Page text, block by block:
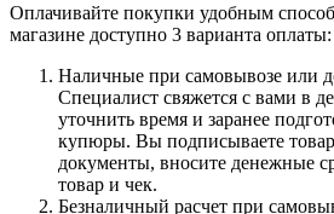
Оплачивайте покупки удобным
магазине доступно 3 варианта оплаты:
Наличные при самовывозе или
Специалист свяжется с вами в
уточнить время и заранее
купюры. Вы подписываете
документы, вносите денежные
товар и чек.
Безналичный расчет при